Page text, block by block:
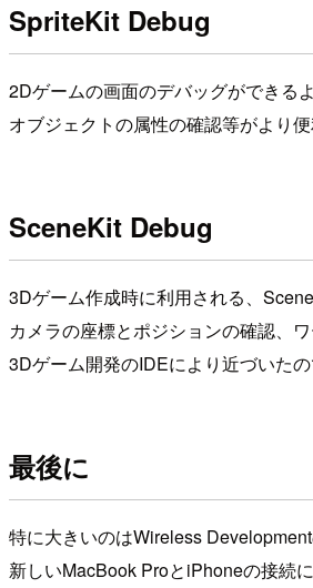
SpriteKit Debug
2Dゲームの画面のデバッグができる
オブジェクトの属性の確認等がより便
SceneKit Debug
3Dゲーム作成時に利用される、
カメラの座標とポジションの確認、
3Dゲーム開発のIDEにより近づいたの
最後に
特に大きいのはWireless
新しいMacBook ProとiPhoneの接続